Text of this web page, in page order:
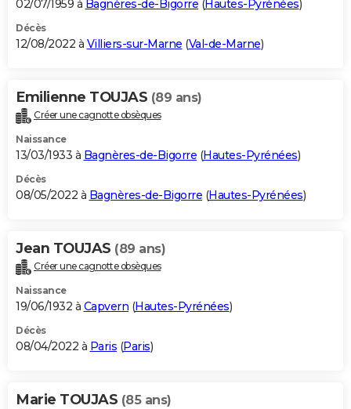
02/07/1959 à Bagnères-de-Bigorre (Hautes-Pyrénées)
Décès
12/08/2022 à Villiers-sur-Marne (Val-de-Marne)
Emilienne TOUJAS (89 ans)
Créer une cagnotte obsèques
Naissance
13/03/1933 à Bagnères-de-Bigorre (Hautes-Pyrénées)
Décès
08/05/2022 à Bagnères-de-Bigorre (Hautes-Pyrénées)
Jean TOUJAS (89 ans)
Créer une cagnotte obsèques
Naissance
19/06/1932 à Capvern (Hautes-Pyrénées)
Décès
08/04/2022 à Paris (Paris)
Marie TOUJAS (85 ans)